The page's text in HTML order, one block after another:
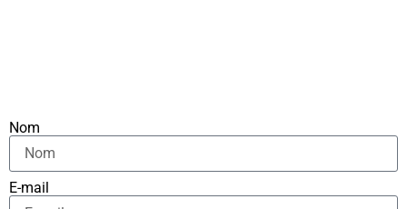
Nom
E-mail